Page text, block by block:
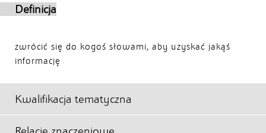
Definicja
zwrócić się do kogoś słowami, aby uzyskać jakąś
informację
Kwalifikacja tematyczna